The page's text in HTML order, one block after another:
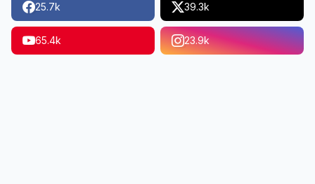
25.7k 39.3k
65.4k 23.9k